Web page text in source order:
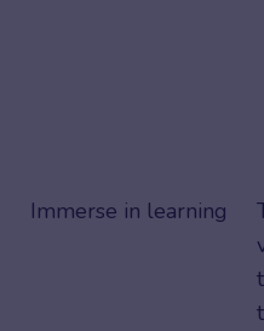
Immerse in learning